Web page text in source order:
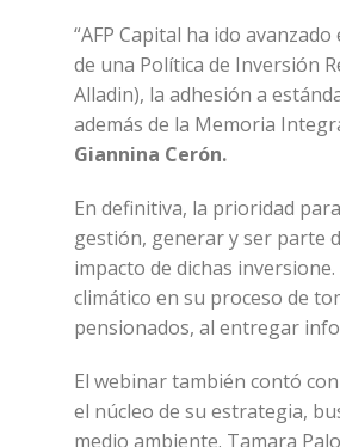
“AFP Capital ha ido
de una Política de Inversión
Alladin), la adhesión a
además de la Memoria
Giannina Cerón.
En definitiva, la prioridad
gestión, generar y ser parte
impacto de dichas
climático en su proceso de
pensionados, al entregar
El webinar también contó
el núcleo de su estrategia,
medio ambiente. Tamara